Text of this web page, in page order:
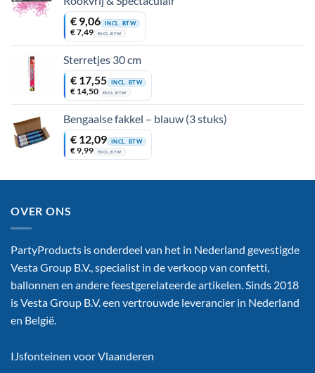
€ 9,06 INCL. BTW
€7,49 EXCL. BTW
Sterretjes 30 cm
€ 17,55 INCL. BTW
€ 14,50 EXCL. BTW
Bengaalse fakkel – blauw (3 stuks)
€ 12,09 INCL. BTW
€9,99 EXCL. BTW
OVER ONS
PartyProducts is onderdeel van het in Nederland gevestigde
Vesta Group B.V., specialist in de verkoop van confetti,
ballonnen en andere feestgerelateerde artikelen. Sinds 2018
is Vesta Group B.V. een vertrouwde leverancier in Nederland
en België.
IJsfonteinen voor Vlaanderen